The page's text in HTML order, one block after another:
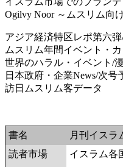
Ogilvy Noor ～ムスリム向
アジア経済特区レポ第六
ムスリム年間イベント・
世界のハラル・イベント/
日本政府・企業News/次号
訪日ムスリム客データ
書名
月刊イスラ
読者市場
イスラム各